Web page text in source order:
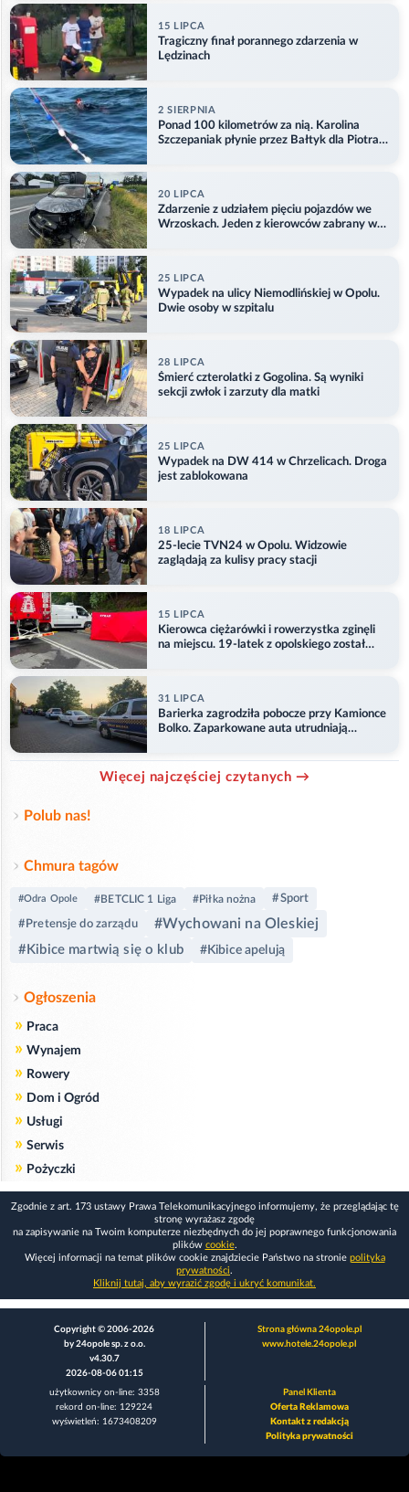
15 LIPCA
Tragiczny finał porannego zdarzenia w
Lędzinach
2 SIERPNIA
Ponad 100 kilometrów za nią. Karolina
Szczepaniak płynie przez Bałtyk dla Piotra.
20 LIPCA
Zdarzenie z udziałem pięciu pojazdów we
Wrzoskach. Jeden z kierowców zabrany w
25 LIPCA
Wypadek na ulicy Niemodlińskiej w Opolu.
Dwie osoby w szpitalu
28 LIPCA
Śmierć czterolatki z Gogolina. Są wyniki
sekcji zwłok i zarzuty dla matki
25 LIPCA
Wypadek na DW 414 w Chrzelicach. Droga
jest zablokowana
18 LIPCA
25-lecie TVN24 w Opolu. Widzowie
zaglądają za kulisy pracy stacji
15 LIPCA
Kierowca ciężarówki i rowerzystka zginęli
na miejscu. 19-latek z opolskiego został
31 LIPCA
Barierka zagrodziła pobocze przy Kamionce
Bolko. Zaparkowane auta utrudniają
Więcej najczęściej czytanych →
Polub nas!
Chmura tagów
#Odra Opole #BETCLIC 1 Liga #Piłka nożna #Sport
#Pretensje do zarządu #Wychowani na Oleskiej
#Kibice martwią się o klub #Kibice apelują
Ogłoszenia
» Praca
» Wynajem
» Rowery
» Dom i Ogród
» Usługi
» Serwis
» Pożyczki
Zgodnie z art. 173 ustawy Prawa Telekomunikacyjnego informujemy, że przeglądając tę
stronę wyrażasz zgodę
na zapisywanie na Twoim komputerze niezbędnych do jej poprawnego funkcjonowania
plików cookie.
Więcej informacji na temat plików cookie znajdziecie Państwo na stronie polityka
prywatności.
Kliknij tutaj, aby wyrazić zgodę i ukryć komunikat.
Copyright © 2006-2026
by 24opole sp. z o.o.
v4.30.7
2026-08-06 01:15
Strona główna 24opole.pl
www.hotele.24opole.pl
użytkownicy on-line: 3358
rekord on-line: 129224
wyświetleń: 1673408209
Panel Klienta
Oferta Reklamowa
Kontakt z redakcją
Polityka prywatności